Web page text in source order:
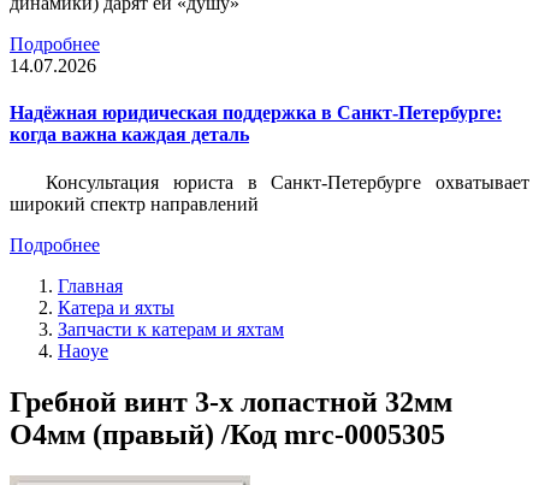
Подробнее
14.07.2026
Надёжная юридическая поддержка в Санкт-Петербурге:
когда важна каждая деталь
Консультация юриста в Санкт-Петербурге охватывает
широкий спектр направлений
Подробнее
Главная
Катера и яхты
Запчасти к катерам и яхтам
Haoye
Гребной винт 3-х лопастной 32мм
O4мм (правый) /Код mrc-0005305